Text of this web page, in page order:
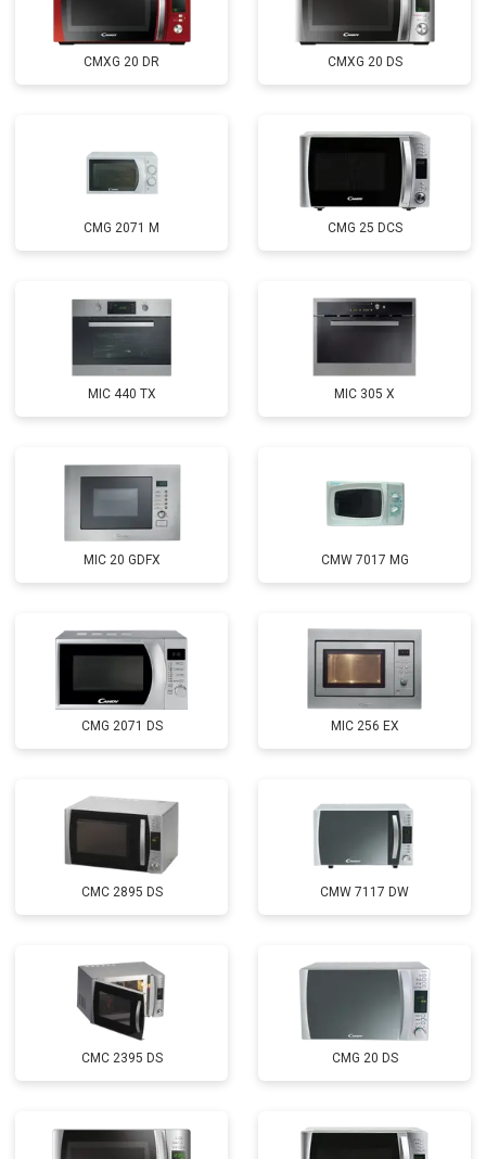
CMXG 20 DR CMXG 20 DS
CMG 2071 M CMG 25 DCS
MIC 440 TX MIC 305 X
MIC 20 GDFX CMW 7017 MG
CMG 2071 DS MIC 256 EX
CMC 2895 DS CMW 7117 DW
CMC 2395 DS CMG 20 DS